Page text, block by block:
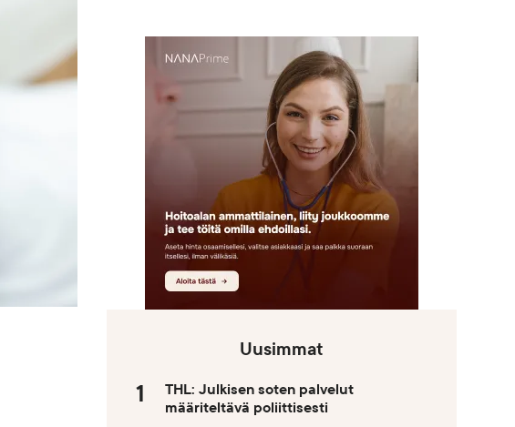
Uusimmat
THL: Julkisen soten palvelut
määriteltävä poliittisesti